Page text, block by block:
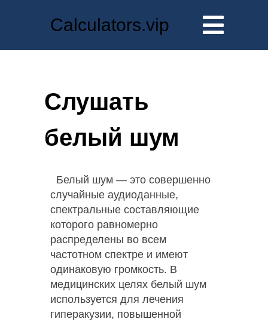
Calculators.vip
Слушать
белый шум
Белый шум — это совершенно
случайные аудиоданные,
спектральные составляющие
которого равномерно
распределены во всем
частотном спектре и имеют
одинаковую громкость. В
медицинских целях белый шум
используется для лечения
гиперакузии, повышенной